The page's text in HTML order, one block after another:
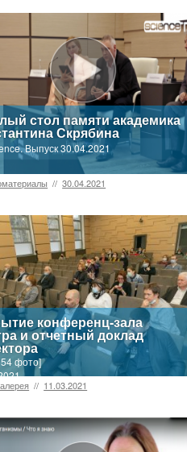
стол памяти академика
Скрябина
Выпуск 30.04.2021
// 30.04.2021
конференц-зала
и отчетный доклад
54 фото]
// 11.03.2021